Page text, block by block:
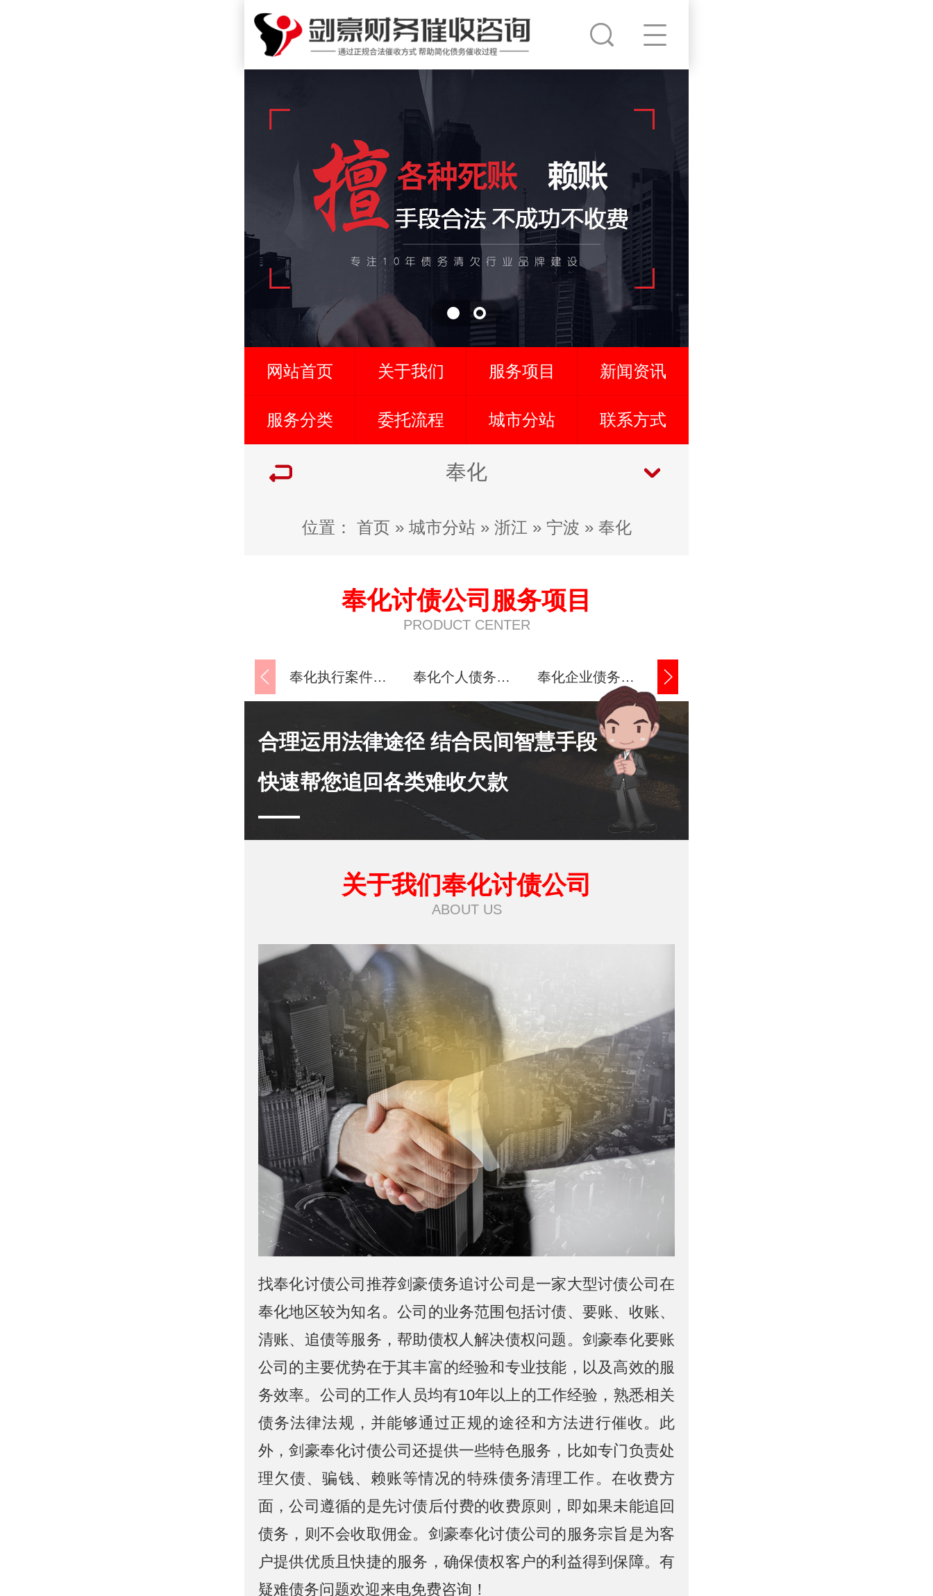
网站首页 关于我们 服务项目 新闻资讯
服务分类 委托流程 城市分站 联系方式
奉化
位置： 首页 » 城市分站» 浙江 » 宁波 » 奉化
奉化讨债公司服务项目
PRODUCT CENTER
奉化执行案件处理 奉化个人债务追讨 奉化企业债务追讨
合理运用法律途径 结合民间智慧手段
快速帮您追回各类难收欠款
关于我们奉化讨债公司
ABOUT US
找奉化讨债公司推荐剑豪债务追讨公司是一家大型讨债公司在
奉化地区较为知名。公司的业务范围包括讨债、要账、收账、
清账、追债等服务，帮助债权人解决债权问题。剑豪奉化要账
公司的主要优势在于其丰富的经验和专业技能，以及高效的服
务效率。公司的工作人员均有10年以上的工作经验，熟悉相关
债务法律法规，并能够通过正规的途径和方法进行催收。此
外，剑豪奉化讨债公司还提供一些特色服务，比如专门负责处
理欠债、骗钱、赖账等情况的特殊债务清理工作。在收费方
面，公司遵循的是先讨债后付费的收费原则，即如果未能追回
债务，则不会收取佣金。剑豪奉化讨债公司的服务宗旨是为客
户提供优质且快捷的服务，确保债权客户的利益得到保障。有
疑难债务问题欢迎来电免费咨询！